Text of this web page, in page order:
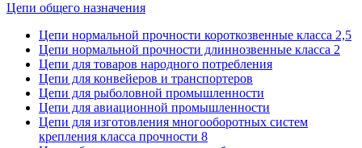
Цепи общего назначения
Цепи нормальной прочности короткозвенные класса 2,5
Цепи нормальной прочности длиннозвенные класса 2
Цепи для товаров народного потребления
Цепи для конвейеров и транспортеров
Цепи для рыболовной промышленности
Цепи для авиационной промышленности
Цепи для изготовления многооборотных систем
крепления класса прочности 8